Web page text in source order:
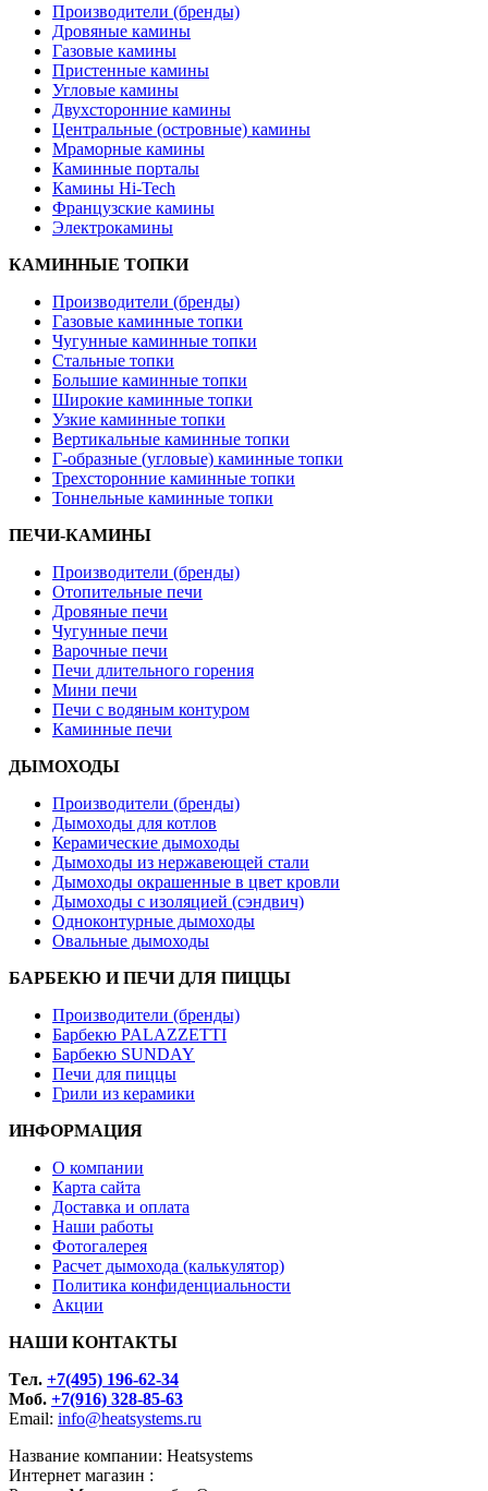
Производители (бренды)
Дровяные камины
Газовые камины
Пристенные камины
Угловые камины
Двухсторонние камины
Центральные (островные) камины
Мраморные камины
Каминные порталы
Камины Hi-Tech
Французские камины
Электрокамины
КАМИННЫЕ ТОПКИ
Производители (бренды)
Газовые каминные топки
Чугунные каминные топки
Стальные топки
Большие каминные топки
Широкие каминные топки
Узкие каминные топки
Вертикальные каминные топки
Г-образные (угловые) каминные топки
Трехсторонние каминные топки
Тоннельные каминные топки
ПЕЧИ-КАМИНЫ
Производители (бренды)
Отопительные печи
Дровяные печи
Чугунные печи
Варочные печи
Печи длительного горения
Мини печи
Печи с водяным контуром
Каминные печи
ДЫМОХОДЫ
Производители (бренды)
Дымоходы для котлов
Керамические дымоходы
Дымоходы из нержавеющей стали
Дымоходы окрашенные в цвет кровли
Дымоходы с изоляцией (сэндвич)
Одноконтурные дымоходы
Овальные дымоходы
БАРБЕКЮ И ПЕЧИ ДЛЯ ПИЦЦЫ
Производители (бренды)
Барбекю PALAZZETTI
Барбекю SUNDAY
Печи для пиццы
Грили из керамики
ИНФОРМАЦИЯ
О компании
Карта сайта
Доставка и оплата
Наши работы
Фотогалерея
Расчет дымохода (калькулятор)
Политика конфиденциальности
Акции
НАШИ КОНТАКТЫ
Tел. +7(495) 196-62-34
Моб. +7(916) 328-85-63
Email: info@heatsystems.ru
Название компании: Heatsystems
Интернет магазин :